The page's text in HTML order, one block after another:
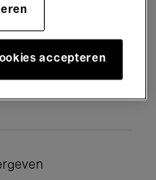
accepteren